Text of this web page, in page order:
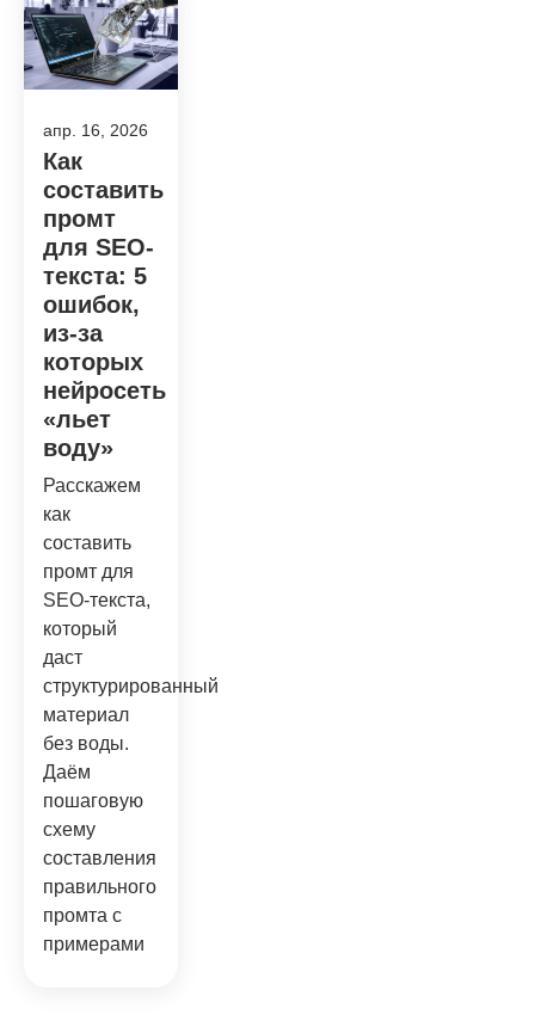
апр. 16, 2026
Как
составить
промт
для SEO-
текста: 5
ошибок,
из-за
которых
нейросеть
«льет
воду»
Расскажем
как
составить
промт для
SEO-текста,
который
даст
структурированный
материал
без воды.
Даём
пошаговую
схему
составления
правильного
промта с
примерами